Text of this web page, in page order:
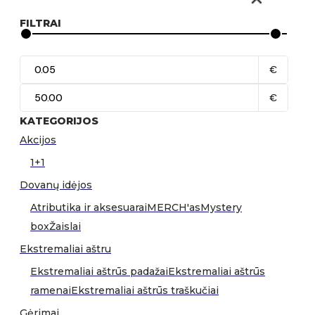
FILTRAI
€
€
KATEGORIJOS
Akcijos
1+1
Dovanų idėjos
Atributika ir aksesuaraiMERCH'asMystery
boxŽaislai
Ekstremaliai aštru
Ekstremaliai aštrūs padažaiEkstremaliai aštrūs
ramenaiEkstremaliai aštrūs traškučiai